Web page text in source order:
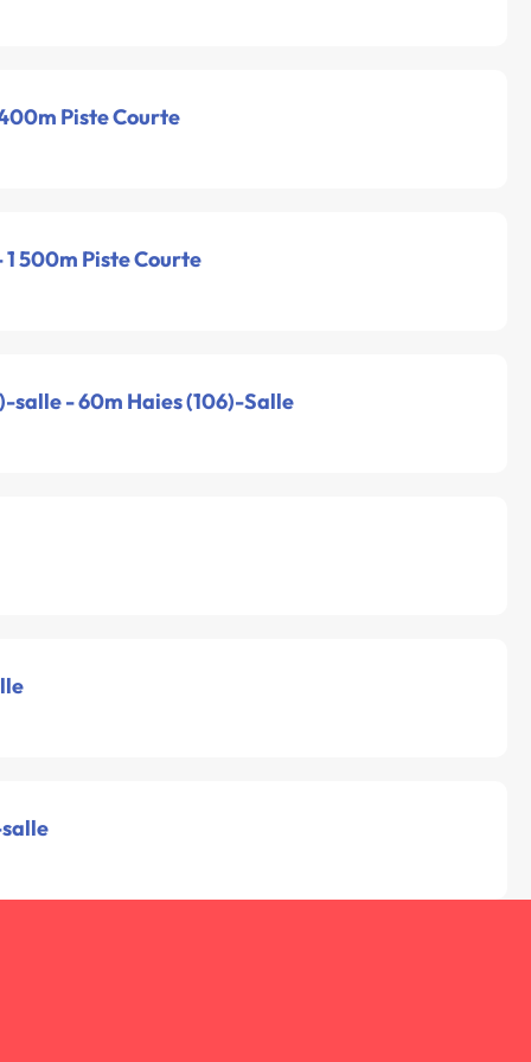
Piste Courte
500m Piste Courte
salle - 60m Haies (106)-Salle